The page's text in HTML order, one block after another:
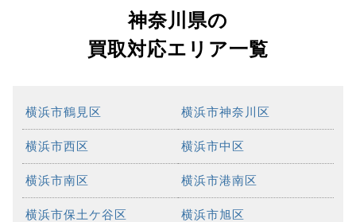
神奈川県の
買取対応エリア一覧
横浜市鶴見区 横浜市神奈川区
横浜市西区 横浜市中区
横浜市南区 横浜市港南区
横浜市保土ケ谷区 横浜市旭区